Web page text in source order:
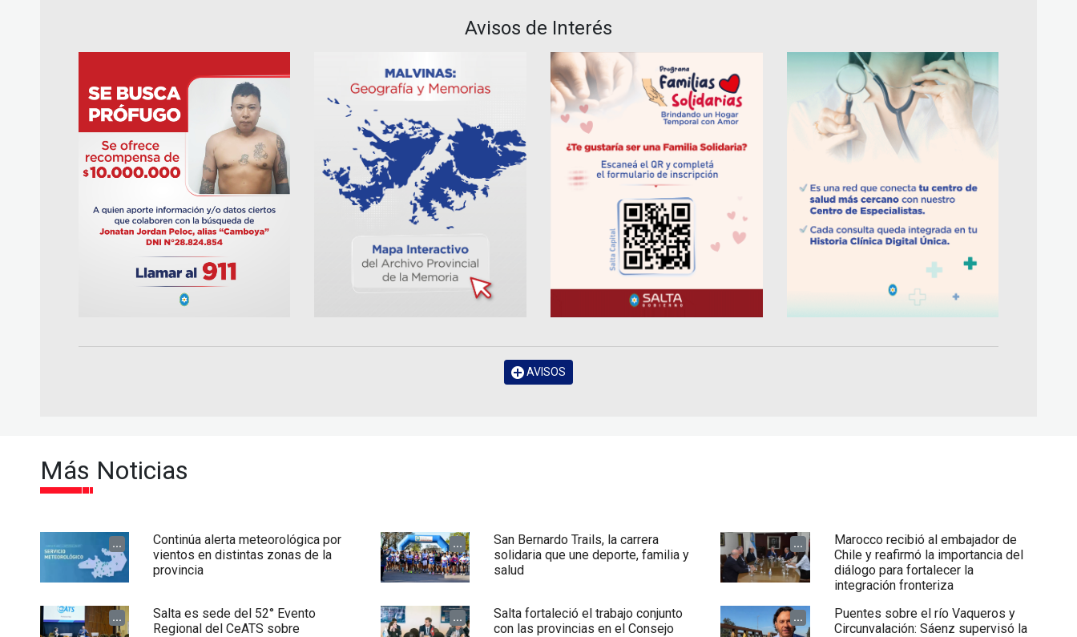
Avisos de Interés
AVISOS
Más Noticias
...
Continúa alerta meteorológica por
vientos en distintas zonas de la
provincia
...
San Bernardo Trails, la carrera
solidaria que une deporte, familia y
salud
...
Marocco recibió al embajador de
Chile y reafirmó la importancia del
diálogo para fortalecer la
integración fronteriza
...
Salta es sede del 52° Evento
Regional del CeATS sobre
...
Salta fortaleció el trabajo conjunto
con las provincias en el Consejo
...
Puentes sobre el río Vaqueros y
Circunvalación: Sáenz supervisó la